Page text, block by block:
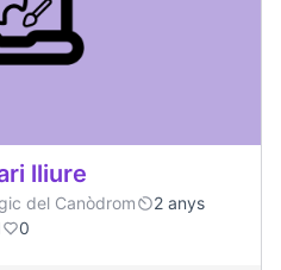
lliure
del Canòdrom
2 anys
0